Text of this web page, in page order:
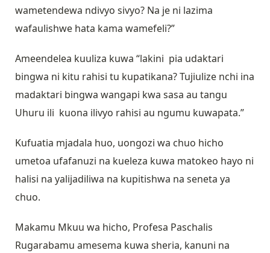
wametendewa ndivyo sivyo? Na je ni lazima
wafaulishwe hata kama wamefeli?”
Ameendelea kuuliza kuwa “lakini pia udaktari
bingwa ni kitu rahisi tu kupatikana? Tujiulize nchi ina
madaktari bingwa wangapi kwa sasa au tangu
Uhuru ili kuona ilivyo rahisi au ngumu kuwapata.”
Kufuatia mjadala huo, uongozi wa chuo hicho
umetoa ufafanuzi na kueleza kuwa matokeo hayo ni
halisi na yalijadiliwa na kupitishwa na seneta ya
chuo.
Makamu Mkuu wa hicho, Profesa Paschalis
Rugarabamu amesema kuwa sheria, kanuni na